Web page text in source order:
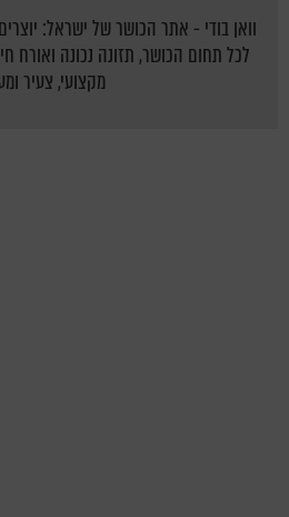
וואן בודי - אתר הכושר של ישראל:
לכל תחום הכושר, תזונה נכונה ואורח
מקצועי, צעיר